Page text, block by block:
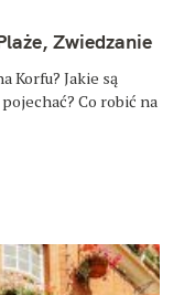
Zwiedzanie
Korfu? Jakie są
Co robić na